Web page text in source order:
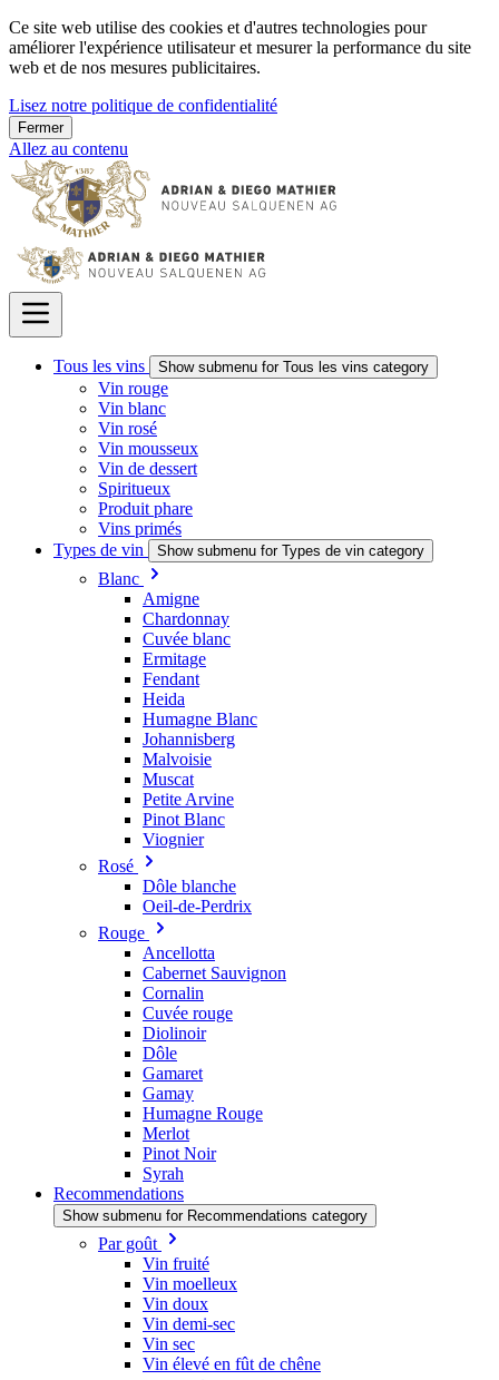
Ce site web utilise des cookies et d'autres technologies pour
améliorer l'expérience utilisateur et mesurer la performance du site
web et de nos mesures publicitaires.
Lisez notre politique de confidentialité
Fermer
Allez au contenu
Tous les vins Show submenu for Tous les vins category
Vin rouge
Vin blanc
Vin rosé
Vin mousseux
Vin de dessert
Spiritueux
Produit phare
Vins primés
Types de vin
Show submenu for Types de vin category
Blanc
Amigne
Chardonnay
Cuvée blanc
Ermitage
Fendant
Heida
Humagne Blanc
Johannisberg
Malvoisie
Muscat
Petite Arvine
Pinot Blanc
Viognier
Rosé
Dôle blanche
Oeil-de-Perdrix
Rouge
Ancellotta
Cabernet Sauvignon
Cornalin
Cuvée rouge
Diolinoir
Dôle
Gamaret
Gamay
Humagne Rouge
Merlot
Pinot Noir
Syrah
Recommendations
Show submenu for Recommendations category
Par goût
Vin fruité
Vin moelleux
Vin doux
Vin demi-sec
Vin sec
Vin élevé en fût de chêne